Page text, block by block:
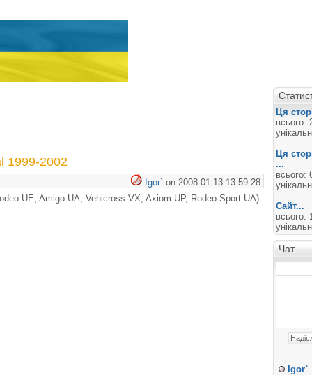
1999-2002
Igor` on 2008-01-13 13:59:28
UE, Amigo UA, Vehicross VX, Axiom UP, Rodeo-Sport UA)
Ця
всього:
Ця
...
всього:
Сайт...
всього:
Чат
Igor`